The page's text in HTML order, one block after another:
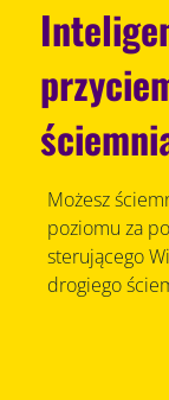
Możesz
poziomu za
sterującego
drogiego